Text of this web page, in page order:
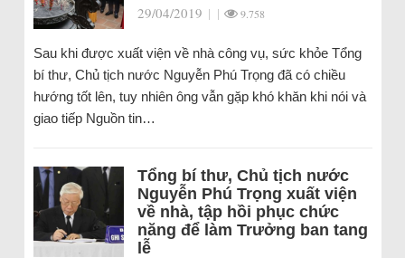
29/04/2019 | | 9.758
Sau khi được xuất viện về nhà công vụ, sức khỏe Tổng
bí thư, Chủ tịch nước Nguyễn Phú Trọng đã có chiều
hướng tốt lên, tuy nhiên ông vẫn gặp khó khăn khi nói và
giao tiếp Nguồn tin…
Tổng bí thư, Chủ tịch nước
Nguyễn Phú Trọng xuất viện
về nhà, tập hồi phục chức
năng để làm Trưởng ban tang
lễ